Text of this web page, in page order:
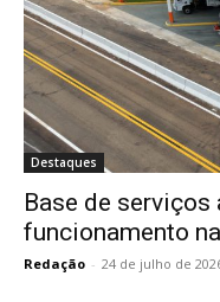
Destaques
Base de serviços
funcionamento
Redação - 24 de julho de